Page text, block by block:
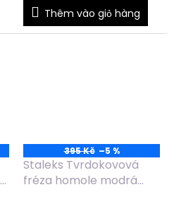
Thêm vào giỏ hàng
395 Kč –5 %
Staleks Tvrdokovová
fréza homole modrá